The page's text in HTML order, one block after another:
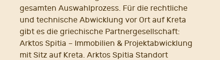
gesamten Auswahlprozess. Für die rechtliche
und technische Abwicklung vor Ort auf Kreta
gibt es die griechische Partnergesellschaft:
Arktos Spitia – Immobilien & Projektabwicklung
mit Sitz auf Kreta. Arktos Spitia Standort